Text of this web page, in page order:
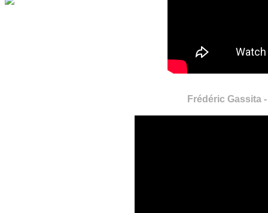
Frédéric Gassita